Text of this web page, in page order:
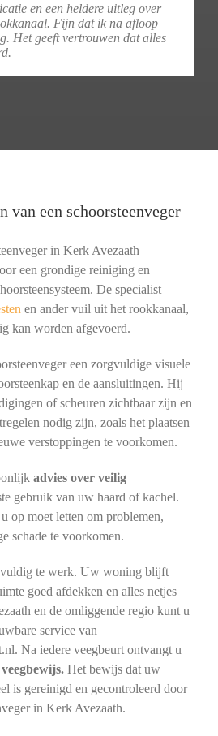
en een heldere uitleg over
Fijn dat ik na afloop
Het geeft vertrouwen dat alles
van een schoorsteenveger
in Kerk Avezaath
een grondige reiniging en
De specialist
en ander vuil uit het rookkanaal,
kan worden afgevoerd.
een zorgvuldige visuele
en de aansluitingen. Hij
of scheuren zichtbaar zijn en
nodig zijn, zoals het plaatsen
verstoppingen te voorkomen.
advies over veilig
gebruik van uw haard of kachel.
op moet letten om problemen,
schade te voorkomen.
te werk. Uw woning blijft
goed afdekken en alles netjes
en de omliggende regio kunt u
service van
Na iedere veegbeurt ontvangt u
Het bewijs dat uw
is gereinigd en gecontroleerd door
in Kerk Avezaath.